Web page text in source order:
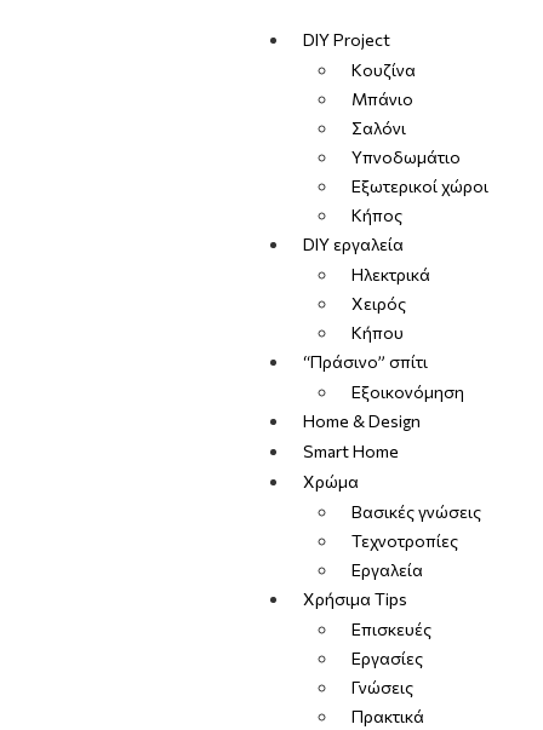
DIY Project
Κουζίνα
Μπάνιο
Σαλόνι
Υπνοδωμάτιο
Εξωτερικοί χώροι
Κήπος
DIY εργαλεία
Ηλεκτρικά
Χειρός
Κήπου
“Πράσινο” σπίτι
Εξοικονόμηση
Home & Design
Smart Home
Χρώμα
Βασικές γνώσεις
Τεχνοτροπίες
Εργαλεία
Χρήσιμα Tips
Επισκευές
Εργασίες
Γνώσεις
Πρακτικά